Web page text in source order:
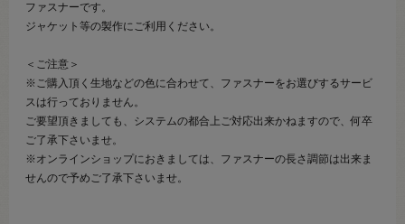
ファスナーです。
ジャケット等の製作にご利用ください。
＜ご注意＞
※ご購入頂く生地などの色に合わせて、ファスナーをお選びするサービ
スは行っておりません。
ご要望頂きましても、システムの都合上ご対応出来かねますので、何卒
ご了承下さいませ。
※オンラインショップにおきましては、ファスナーの長さ調節は出来ま
せんので予めご了承下さいませ。